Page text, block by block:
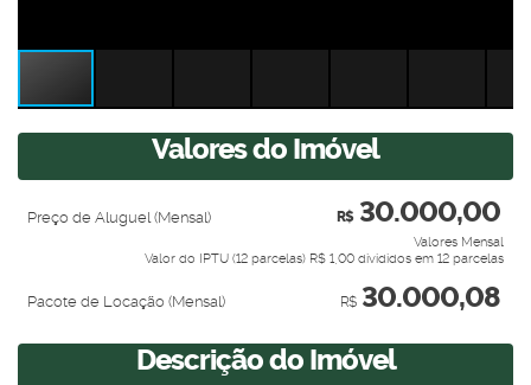
Valores do Imóvel
R$30.000,00
Preço de Aluguel (Mensal)
Valores Mensal
Valor do IPTU (12 parcelas) R$ 1,00 divididos em 12 parcelas
R$ 30.000,08
Pacote de Locação (Mensal)
Descrição do Imóvel